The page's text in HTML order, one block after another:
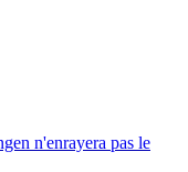
n'enrayera pas le